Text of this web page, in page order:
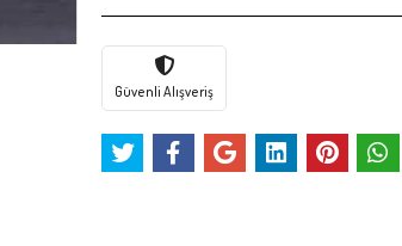
Güvenli Alışveriş